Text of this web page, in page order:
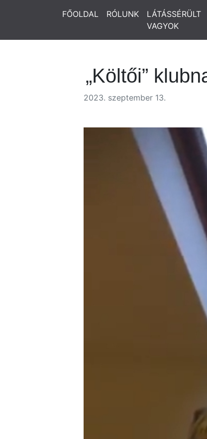
FŐOLDAL RÓLUNK
LÁTÁSSÉRÜLT
VAGYOK
„Költői”
2023. szeptember 13.